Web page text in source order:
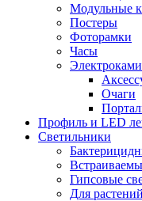
Модульные
Постеры
Фоторамки
Часы
Очаги
Профиль и LED
Светильники
Гипсовые
Для растений